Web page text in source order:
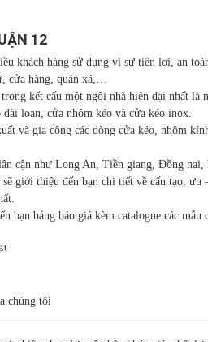
12
khách hàng sử dụng vì sự tiện lợi, an
cửa hàng, quán xá,…
kết cấu một ngôi nhà hiện đại nhất
loan, cửa nhôm kéo và cửa kéo inox.
và gia công các dòng cửa kéo, nhôm
cận như Long An, Tiền giang, Đồng
sẽ giới thiệu đến bạn chi tiết về cấu tạo,
bạn bảng báo giá kèm catalogue các mẫu
chúng tôi